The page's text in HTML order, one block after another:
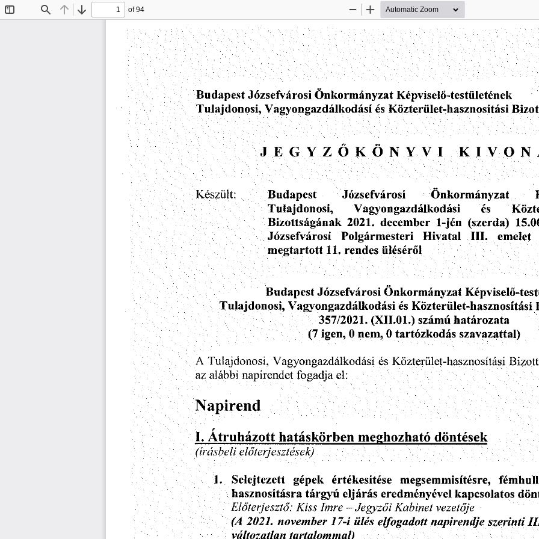
Find Previous
Next
of 94
Zoom
Zoom
Budapest Jdzsefvarosi Onkormanyzat Kepviselo-testiiletenek
Tulajdonosi, Vagyongazdalkodasi es Kdzteriilet-hasznositasi
J E G Y Z O KO NY V I KI VO N
Keszult: Budapest Jdzsefvarosi Onkormanyzat
Tulajdonosi,
Vagyongazdalkodasi es
Bizottsaganak 2021. december 1-jen (szerda)
Jdzsefvarosi
Polgarmesteri Hivatal III. emelet
megtartott 11. rendes iileserol
Budapest Jdzsefvarosi Onkormanyzat Kepviselo-
Tulajdonosi, Vagyongazdalkodasi es Kdzteriilet-hasznositasi
357/2021. (XII.01.) szamu hatarozata
(7 igen, 0 nem, 0 tartozkodas szavazattal)
A Tulajdonosi, Vagyongazdalkodasi es Kdzteriilet-hasznositasi
az alabbi napirendet fogadja el:
Napirend ; V
I. Atruhazott hataskdrben meghozhato dontesek
(irdsbeli eloterjeszlesek)
1. Selejtezett gepek ertekesitese megsemmisitesre,
hasznositasra targyu eljaras eredmenyevel kapcsolatos
Eldterjesztd: Kiss Imre-Jegyzoi Kabinet vezetoje
(A 2021. november 174 Hies elfogadott napirendje szerinti